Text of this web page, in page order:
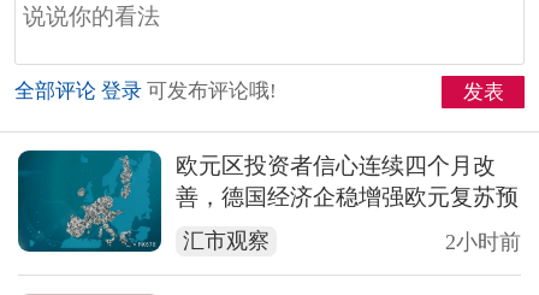
全部评论 登录 可发布评论哦! 发表
欧元区投资者信心连续四个月改
善，德国经济企稳增强欧元复苏预
期
汇市观察 2小时前